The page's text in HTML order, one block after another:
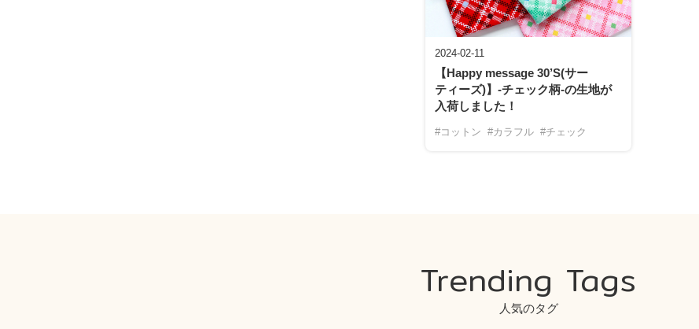
2024-02-11
【Happy message 30’S(サー
ティーズ)】-チェック柄-の生地が
入荷しました！
#コットン #カラフル #チェック
Trending Tags
人気のタグ